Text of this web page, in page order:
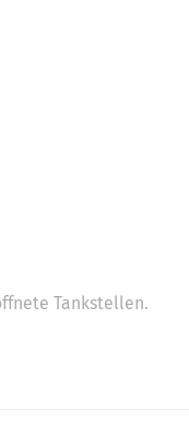
Tankstellen.